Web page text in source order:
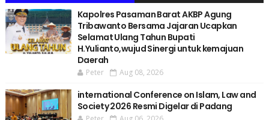
Kapolres Pasaman Barat AKBP Agung
Tribawanto Bersama Jajaran Ucapkan
Selamat Ulang Tahun Bupati
H.Yulianto,wujud Sinergi untuk kemajuan
Daerah
Peter Aug 08, 2026
international Conference on Islam, Law and
Society 2026 Resmi Digelar di Padang